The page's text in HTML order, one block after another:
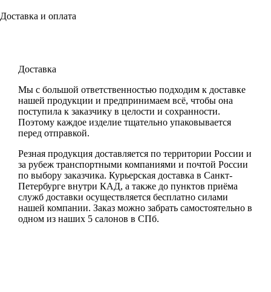
Доставка и оплата
Доставка
Мы с большой ответственностью подходим к доставке
нашей продукции и предпринимаем всё, чтобы она
поступила к заказчику в целости и сохранности.
Поэтому каждое изделие тщательно упаковывается
перед отправкой.
Резная продукция доставляется по территории России и
за рубеж транспортными компаниями и почтой России
по выбору заказчика. Курьерская доставка в Санкт-
Петербурге внутри КАД, а также до пунктов приёма
служб доставки осуществляется бесплатно силами
нашей компании. Заказ можно забрать самостоятельно в
одном из наших 5 салонов в СПб.